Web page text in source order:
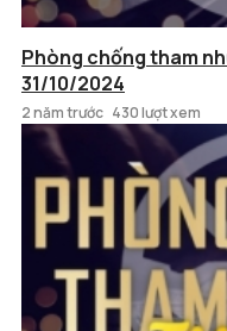
Phòng chống tham
31/10/2024
2 năm trước 430 lượt xem